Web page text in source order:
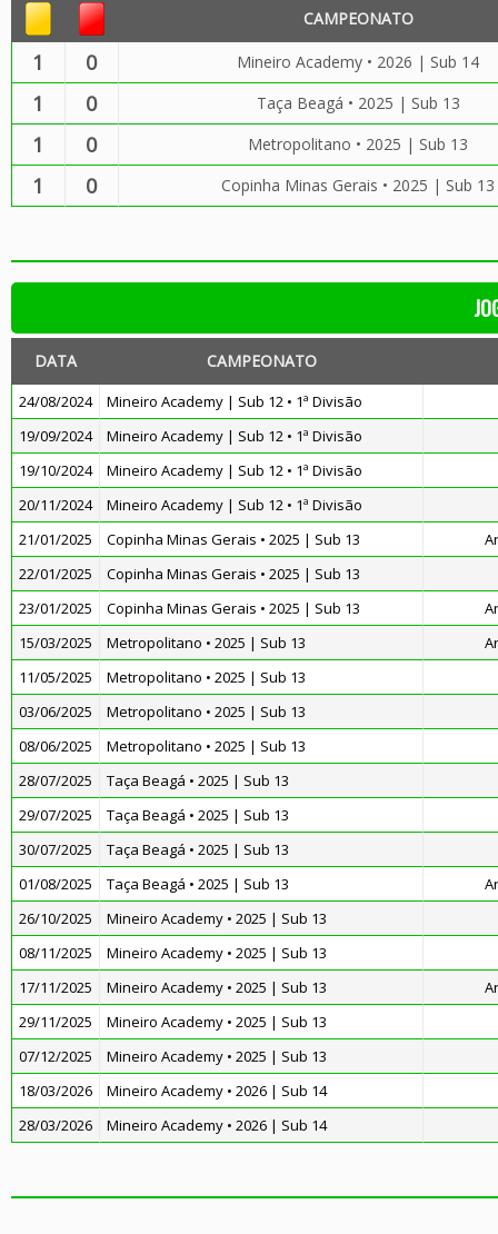
CAMPEONATO
1 0 Mineiro Academy • 2026 | Sub 14
1 0 Taça Beagá • 2025 | Sub 13
1 0 Metropolitano • 2025 | Sub 13
1 0 Copinha Minas Gerais • 2025 | Sub 13
DATA CAMPEONATO
24/08/2024
Mineiro Academy | Sub 12 • 1ª Divisão
19/09/2024
Mineiro Academy | Sub 12 • 1ª Divisão
19/10/2024
Mineiro Academy | Sub 12 • 1ª Divisão
20/11/2024
Mineiro Academy | Sub 12 • 1ª Divisão
21/01/2025
Copinha Minas Gerais • 2025 | Sub 13
22/01/2025
Copinha Minas Gerais • 2025 | Sub 13
23/01/2025
Copinha Minas Gerais • 2025 | Sub 13
15/03/2025
Metropolitano • 2025 | Sub 13
11/05/2025
Metropolitano • 2025 | Sub 13
03/06/2025
Metropolitano • 2025 | Sub 13
08/06/2025
Metropolitano • 2025 | Sub 13
28/07/2025
Taça Beagá • 2025 | Sub 13
29/07/2025
Taça Beagá • 2025 | Sub 13
30/07/2025
Taça Beagá • 2025 | Sub 13
01/08/2025
Taça Beagá • 2025 | Sub 13
26/10/2025
Mineiro Academy • 2025 | Sub 13
08/11/2025
Mineiro Academy • 2025 | Sub 13
17/11/2025
Mineiro Academy • 2025 | Sub 13
29/11/2025
Mineiro Academy • 2025 | Sub 13
07/12/2025
Mineiro Academy • 2025 | Sub 13
18/03/2026
Mineiro Academy • 2026 | Sub 14
28/03/2026
Mineiro Academy • 2026 | Sub 14